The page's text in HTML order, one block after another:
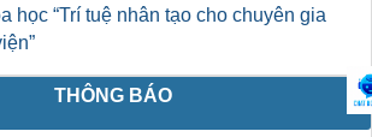
học “Trí tuệ nhân tạo cho chuyên gia
THÔNG BÁO